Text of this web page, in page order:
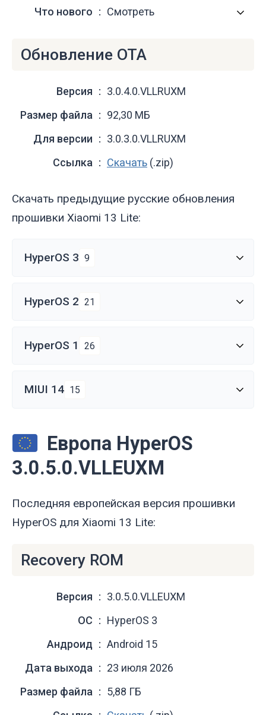
Что нового
Смотреть
Обновление OTA
Версия
3.0.4.0.VLLRUXM
Размер файла
92,30 МБ
Для версии
3.0.3.0.VLLRUXM
Ссылка
Скачать (.zip)
Скачать предыдущие русские обновления
прошивки Xiaomi 13 Lite:
HyperOS 3 9
HyperOS 2 21
HyperOS 1 26
MIUI 14 15
Европа HyperOS
3.0.5.0.VLLEUXM
Последняя европейская версия прошивки
HyperOS для Xiaomi 13 Lite:
Recovery ROM
Версия
3.0.5.0.VLLEUXM
ОС
HyperOS 3
Андроид
Android 15
Дата выхода
23 июля 2026
Размер файла
5,88 ГБ